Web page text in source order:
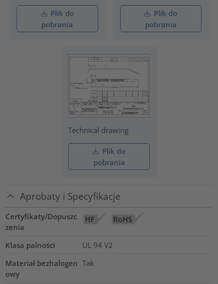
Plik do
pobrania
Plik do
pobrania
Technical drawing
Plik do
pobrania
Aprobaty i Specyfikacje
Certyfikaty/Dopuszc
zenia
Klasa palności
UL 94 V2
Materiał bezhalogen
owy
Tak